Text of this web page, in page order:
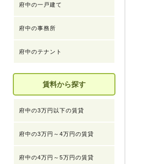
府中の一戸建て
府中の事務所
府中のテナント
賃料から探す
府中の3万円以下の賃貸
府中の3万円～4万円の賃貸
府中の4万円～5万円の賃貸